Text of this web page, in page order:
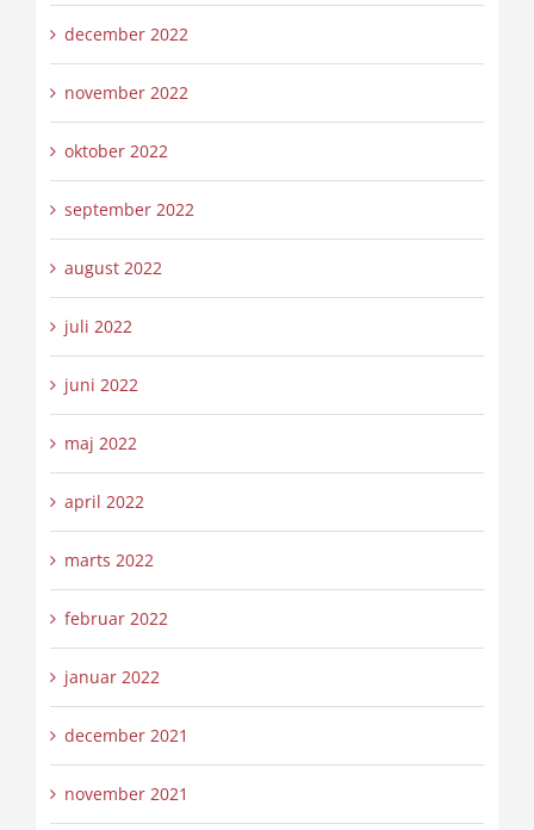
december 2022
november 2022
oktober 2022
september 2022
august 2022
juli 2022
juni 2022
maj 2022
april 2022
marts 2022
februar 2022
januar 2022
december 2021
november 2021